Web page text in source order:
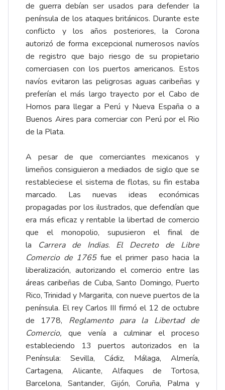
de guerra debían ser usados para defender la
península de los ataques británicos. Durante este
conflicto y los años posteriores, la Corona
autorizó de forma excepcional numerosos navíos
de registro que bajo riesgo de su propietario
comerciasen con los puertos americanos. Estos
navíos evitaron las peligrosas aguas caribeñas y
preferían el más largo trayecto por el Cabo de
Hornos para llegar a Perú y Nueva España o a
Buenos Aires para comerciar con Perú por el Rio
de la Plata.
A pesar de que comerciantes mexicanos y
limeños consiguieron a mediados de siglo que se
restableciese el sistema de flotas, su fin estaba
marcado. Las nuevas ideas económicas
propagadas por los ilustrados, que defendían que
era más eficaz y rentable la libertad de comercio
que el monopolio, supusieron el final de
la Carrera de Indias. El Decreto de Libre
Comercio de 1765fue el primer paso hacia la
liberalización, autorizando el comercio entre las
áreas caribeñas de Cuba, Santo Domingo, Puerto
Rico, Trinidad y Margarita, con nueve puertos de la
península. El rey Carlos III firmó el 12 de octubre
de 1778, Reglamento para la Libertad de
Comercio, que venía a culminar el proceso
estableciendo 13 puertos autorizados en la
Península: Sevilla, Cádiz, Málaga, Almería,
Cartagena, Alicante, Alfaques de Tortosa,
Barcelona, Santander, Gijón, Coruña, Palma y